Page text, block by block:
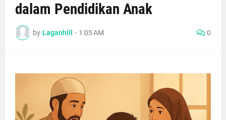
dalam Pendidikan Anak
by Laganhill - 1:05 AM 0